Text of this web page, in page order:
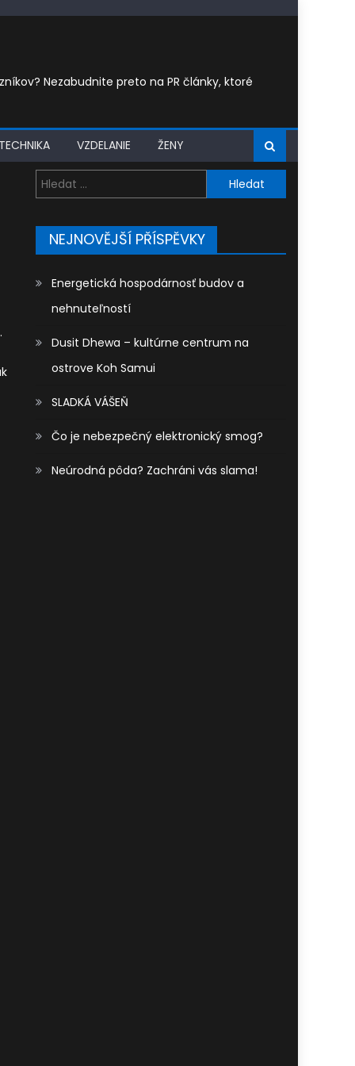
Nezabudnite preto na PR články, ktoré
VZDELANIE ŽENY
Vyhledávání
NEJNOVĚJŠÍ PŘÍSPĚVKY
Energetická hospodárnosť budov a
nehnuteľností
Dusit Dhewa – kultúrne centrum na
ostrove Koh Samui
SLADKÁ VÁŠEŇ
Čo je nebezpečný elektronický smog?
Neúrodná pôda? Zachráni vás slama!